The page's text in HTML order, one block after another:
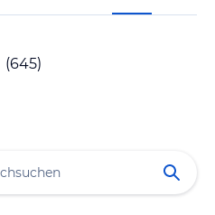
(645)